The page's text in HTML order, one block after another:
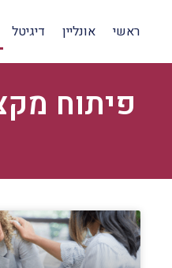
ראשי אונליין דיגיטל
פיתוח